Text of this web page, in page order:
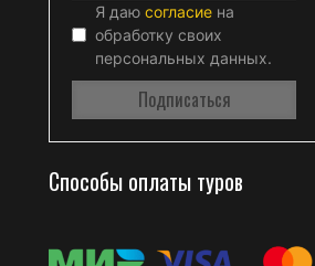
Я даю согласие на
обработку своих
персональных данных.
Способы оплаты туров